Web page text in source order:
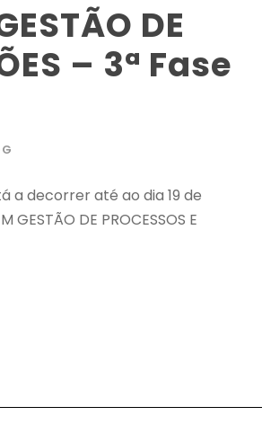
DE
– 3ª Fase
a decorrer até ao dia 19 de
DE PROCESSOS E